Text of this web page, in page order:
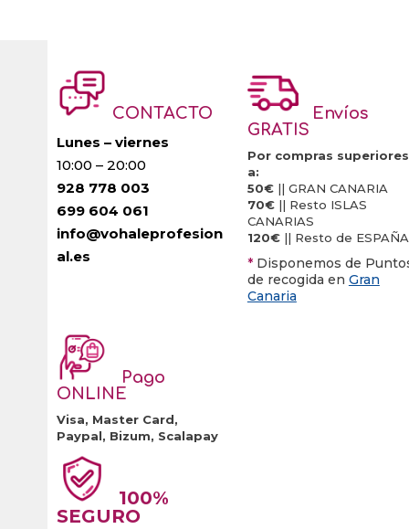
CONTACTO
Lunes – viernes
10:00 – 20:00
928 778 003
699 604 061
info@vohaleprofesion
al.es
Envíos
GRATIS
Por compras superiores
a:
50€|| GRAN CANARIA
70€|| Resto ISLAS
CANARIAS
120€|| Resto de ESPAÑA
* Disponemos de
de recogida en Gran
Canaria
Pago
ONLINE
Visa, Master Card,
Paypal, Bizum, Scalapay
100%
SEGURO